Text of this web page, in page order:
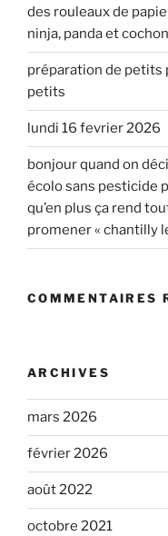
des rouleaux de
ninja, panda et
préparation de petits
petits
lundi 16 fevrier 2026
bonjour quand on
écolo sans pesticide
qu’en plus ça rend
promener « chantilly
COMMENTAIRES
ARCHIVES
mars 2026
février 2026
août 2022
octobre 2021